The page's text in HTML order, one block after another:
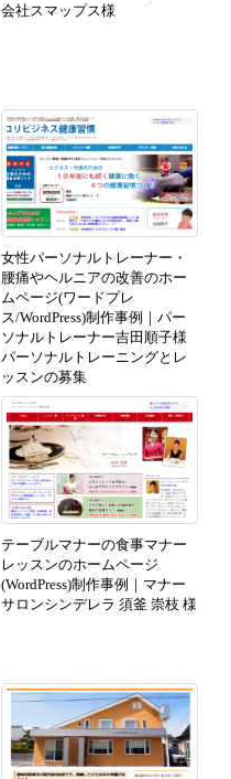
会社スマップス様
女性パーソナルトレーナー・
腰痛やヘルニアの改善のホー
ムページ(ワードプレ
ス/WordPress)制作事例｜パー
ソナルトレーナー吉田順子様
パーソナルトレーニングとレ
ッスンの募集
テーブルマナーの食事マナー
レッスンのホームページ
(WordPress)制作事例｜マナー
サロンシンデレラ 須釜 崇枝 様